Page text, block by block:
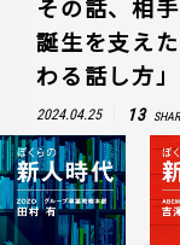
その話、相
誕生を支え
わる話し方
2024.04.25 13